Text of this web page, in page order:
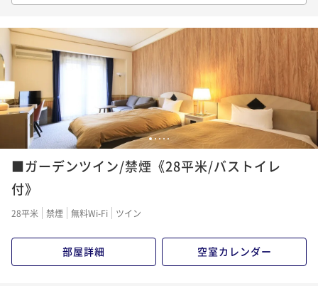
朝食付き 現地決済可 事前決済可
IN 15:00 - 21:00 OUT10:00
ポイント即利用で
最大5％OFF
¥19,800~
2名 ¥ 18,810 ~
【朝食付×ワンちゃん利用料無料】愛犬連れ旅応援！
こだわりの洋朝食を満喫＜朝食付き＞
朝食付き
123 4 5
■ガーデンツイン/禁煙《28平米/バストイレ
付》
28平米 禁煙 無料Wi-Fi ツイン
部屋詳細 空室カレンダー